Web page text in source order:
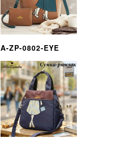
A-ZP-0802-EYE